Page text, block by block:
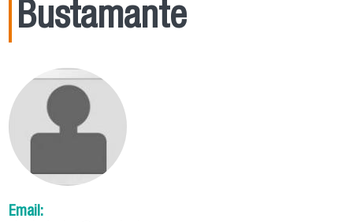
Bustamante
Email: